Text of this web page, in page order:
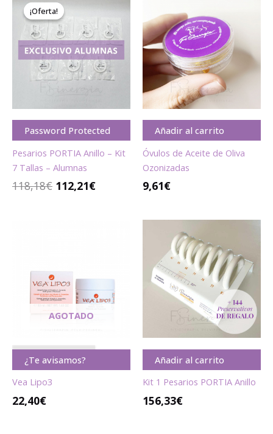
¡Oferta!
¡Oferta!
Password Protected
Pesarios PORTIA Anillo – Kit
7 Tallas – Alumnas
118,18€
precio
original
era:
118,18€.
112,21€
precio
actual
es:
112,21€.
Añadir al carrito
Óvulos de Aceite de Oliva
Ozonizadas
9,61€
A G O T A D O
AGOTADO
¿Te avisamos?
Vea Lipo3
22,40€
Añadir al carrito
Kit 1 Pesarios PORTIA Anillo
156,33€